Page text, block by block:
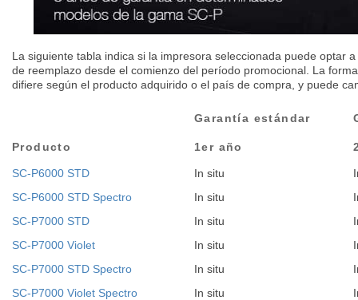
La siguiente tabla indica si la impresora seleccionada puede optar
de reemplazo desde el comienzo del período promocional. La
difiere según el producto adquirido o el país de compra, y puede
Garantía estándar
Producto 1er año
SC-P6000 STD In situ
SC-P6000 STD Spectro
In situ
SC-P7000 STD
In situ
SC-P7000 Violet
In situ
SC-P7000 STD Spectro
In situ
SC-P7000 Violet Spectro
In situ